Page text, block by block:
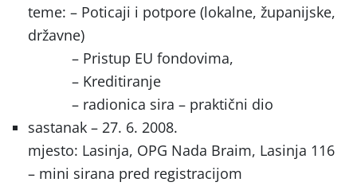
teme: – Poticaji i potpore (lokalne, županijske,
državne)
– Pristup EU fondovima,
– Kreditiranje
– radionica sira – praktični dio
sastanak – 27. 6. 2008.
mjesto: Lasinja, OPG Nada Braim, Lasinja 116
– mini sirana pred registracijom